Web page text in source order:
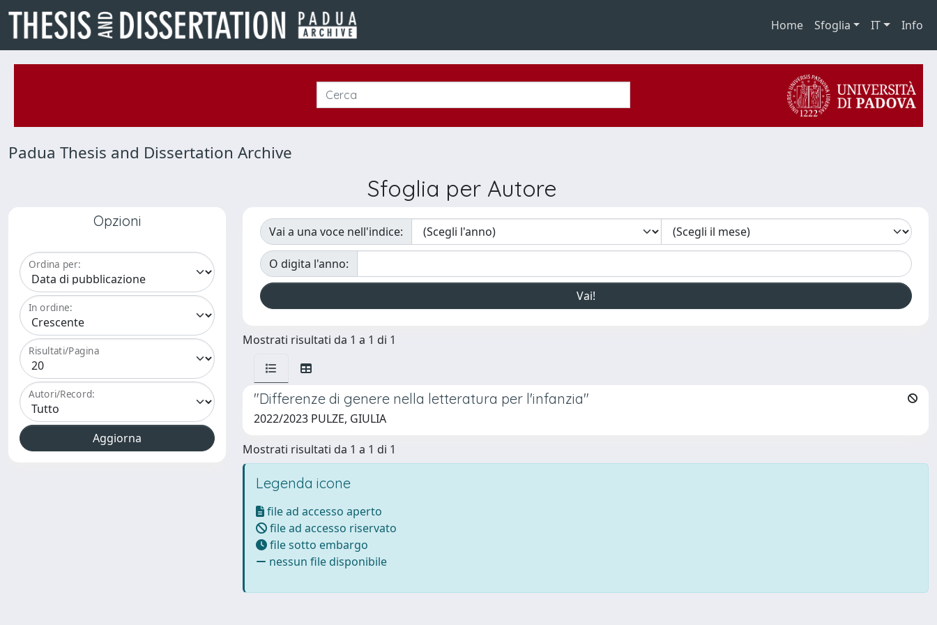
Home Sfoglia IT Info
Padua Thesis and Dissertation Archive
Sfoglia per Autore
Opzioni
Ordina per:
In ordine:
Risultati/Pagina
Autori/Record:
Vai a una voce nell'indice:
O digita l'anno:
Mostrati risultati da 1 a 1 di 1
"Differenze di genere nella letteratura per l'infanzia"
2022/2023 PULZE, GIULIA
Mostrati risultati da 1 a 1 di 1
Legenda icone
file ad accesso aperto
file ad accesso riservato
file sotto embargo
nessun file disponibile